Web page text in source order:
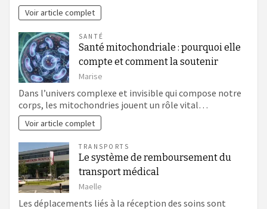
Voir article complet
SANTÉ
Santé mitochondriale : pourquoi elle
compte et comment la soutenir
Marise
Dans l’univers complexe et invisible qui compose notre
corps, les mitochondries jouent un rôle vital…
Voir article complet
TRANSPORTS
Le système de remboursement du
transport médical
Maelle
Les déplacements liés à la réception des soins sont